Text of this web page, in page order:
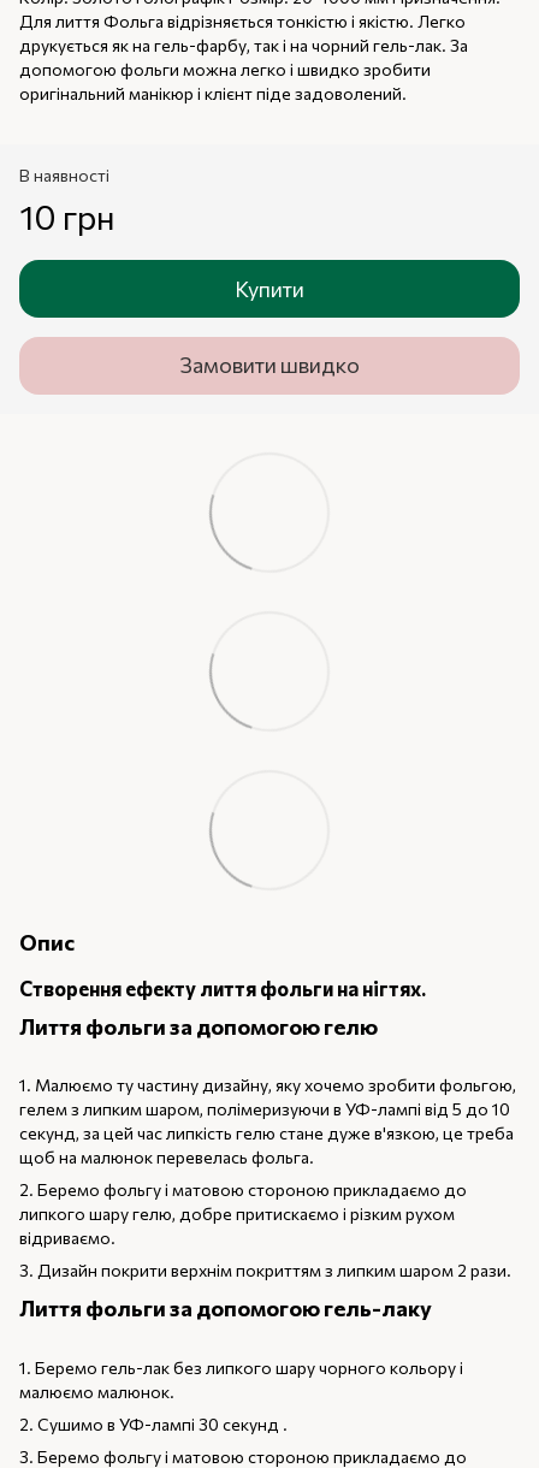
Для лиття Фольга відрізняється тонкістю і якістю. Легко
друкується як на гель-фарбу, так і на чорний гель-лак. За
допомогою фольги можна легко і швидко зробити
оригінальний манікюр і клієнт піде задоволений.
В наявності
10 грн
Купити
Замовити швидко
Опис
Створення ефекту лиття фольги на нігтях.
Лиття фольги за допомогою гелю
1. Малюємо ту частину дизайну, яку хочемо зробити фольгою,
гелем з липким шаром, полімеризуючи в УФ-лампі від 5 до 10
секунд, за цей час липкість гелю стане дуже в'язкою, це треба
щоб на малюнок перевелась фольга.
2. Беремо фольгу і матовою стороною прикладаємо до
липкого шару гелю, добре притискаємо і різким рухом
відриваємо.
3. Дизайн покрити верхнім покриттям з липким шаром 2 рази.
Лиття фольги за допомогою гель-лаку
1. Беремо гель-лак без липкого шару чорного кольору і
малюємо малюнок.
2. Сушимо в УФ-лампі 30 секунд .
3. Беремо фольгу і матовою стороною прикладаємо до